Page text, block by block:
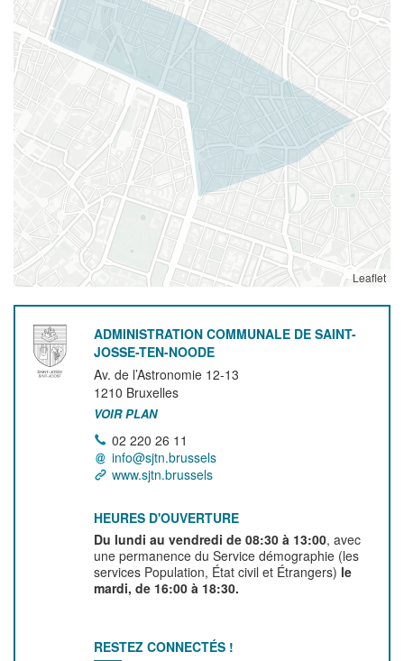
Leaflet
ADMINISTRATION COMMUNALE DE SAINT-
JOSSE-TEN-NOODE
Av. de l’Astronomie 12-13
1210 Bruxelles
VOIR PLAN
02 220 26 11
info@sjtn.brussels
www.sjtn.brussels
HEURES D'OUVERTURE
Du lundi au vendredi de 08:30 à 13:00, avec
une permanence du Service démographie (les
services Population, État civil et Étrangers) le
mardi, de 16:00 à 18:30.
RESTEZ CONNECTÉS !